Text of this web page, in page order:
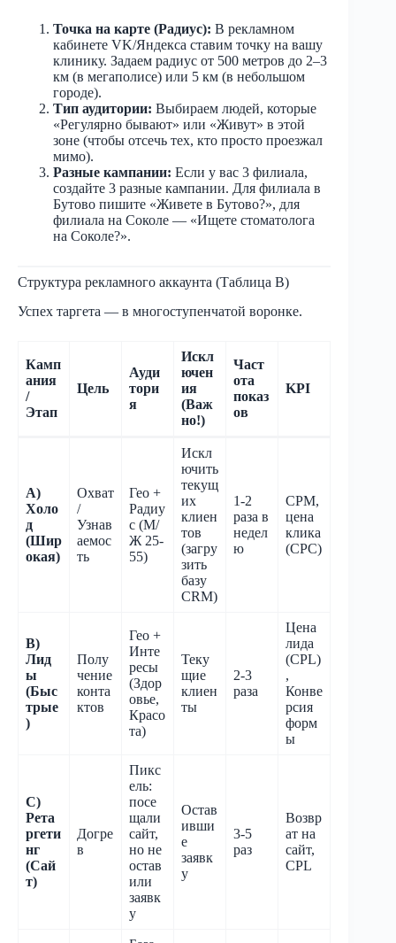
Точка на карте (Радиус): В рекламном
кабинете VK/Яндекса ставим точку на вашу
клинику. Задаем радиус от 500 метров до 2–3
км (в мегаполисе) или 5 км (в небольшом
городе).
Тип аудитории: Выбираем людей, которые
«Регулярно бывают» или «Живут» в этой
зоне (чтобы отсечь тех, кто просто проезжал
мимо).
Разные кампании: Если у вас 3 филиала,
создайте 3 разные кампании. Для филиала в
Бутово пишите «Живете в Бутово?», для
филиала на Соколе — «Ищете стоматолога
на Соколе?».
Структура рекламного аккаунта (Таблица B)
Успех таргета — в многоступенчатой воронке.
Камп
ания
/
Этап
Цель
Ауди
тори
я
Искл
ючен
ия
(Важ
но!)
Част
ота
показ
ов
KPI
A)
Холо
д
(Шир
окая)
Охват
/
Узнав
аемос
ть
Гео +
Радиу
с (М/
Ж 25-
55)
Искл
ючить
текущ
их
клиен
тов
(загру
зить
базу
CRM)
1-2
раза в
недел
ю
CPM,
цена
клика
(CPC)
B)
Лид
ы
(Быс
трые
)
Полу
чение
конта
ктов
Гео +
Инте
ресы
(Здор
овье,
Красо
та)
Теку
щие
клиен
ты
2-3
раза
Цена
лида
(CPL)
,
Конве
рсия
форм
ы
C)
Рета
ргети
нг
(Сай
т)
Догре
в
Пикс
ель:
посе
щали
сайт,
но не
остав
или
заявк
у
Остав
ивши
е
заявк
у
3-5
раз
Возвр
ат на
сайт,
CPL